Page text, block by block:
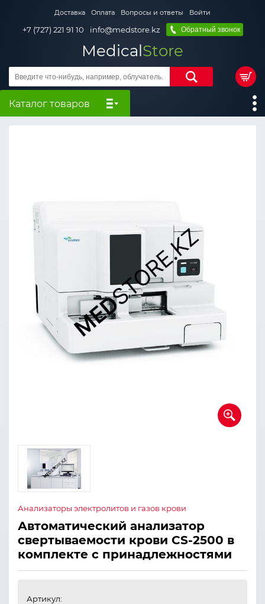
Доставка Оплата Вопросы и ответы Войти
+7 (727) 221 91 10 info@medstore.kz Обратный звонок
MedicalStore
Каталог товаров
Анализаторы электролитов и газов крови
Автоматический анализатор
свертываемости крови CS-2500 в
комплекте с принадлежностями
Артикул: